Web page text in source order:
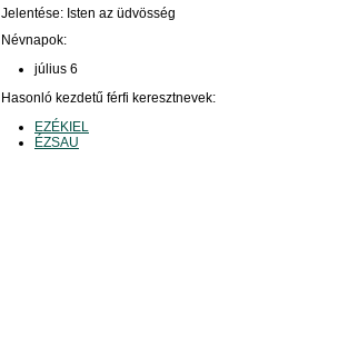
Jelentése: Isten az üdvösség
Névnapok:
július 6
Hasonló kezdetű férfi keresztnevek:
EZÉKIEL
ÉZSAU